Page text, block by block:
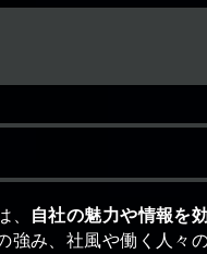
、 自社の魅力や情報を
強み、社風や働く人々